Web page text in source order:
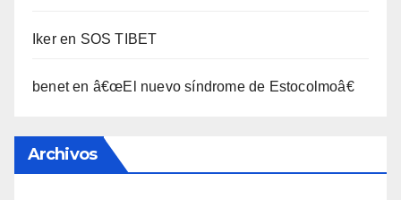
Ikeren SOS TIBET
beneten â€œEl nuevo sí­ndrome de Estocolmoâ€
Archivos